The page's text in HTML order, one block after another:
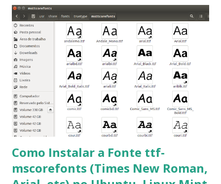
que contém essas fontes. Ao instalar o GNU/Linux abra o
terminal e execute o comando: $ sudo apt-get install ttf-
mscorefonts-installer Leia os termos de uso e avance
clicando em “Ok” Agora aceite os termos de uso clicando
em “Sim” Pronto agora abra o LibreOffice e veja se as
fontes Times New Roman, Arial estão instaladas. Caso
ocorra algum erro ou precisa reinstalar, execute: $ sudo
apt-get install --reinstall ttf-mscorefonts-installer
Como Instalar a Fonte ttf-
mscorefonts (Times New Roman,